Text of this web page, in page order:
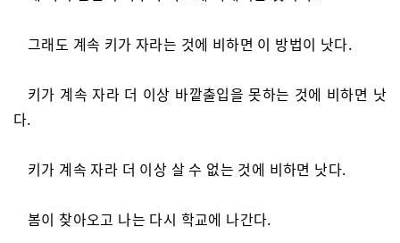
그래도 계속 키가 자라는 것에 비하면 이 방법이 낫다.
키가 계속 자라 더 이상 바깥출입을 못하는 것에 비하면 낫
다.
키가 계속 자라 더 이상 살 수 없는 것에 비하면 낫다.
봄이 찾아오고 나는 다시 학교에 나간다.